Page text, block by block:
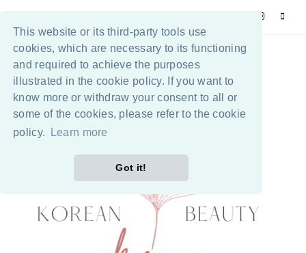
This website or its third-party tools use
cookies, which are necessary to its functioning
and required to achieve the purposes
illustrated in the cookie policy. If you want to
know more or withdraw your consent to all or
some of the cookies, please refer to the cookie
policy.
Learn more
Got it!